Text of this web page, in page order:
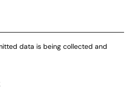
data is being collected and